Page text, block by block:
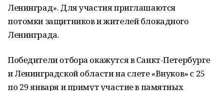
Ленинград». Для участия приглашаются
потомки защитников и жителей блокадного
Ленинграда.
Победители отбора окажутся в Санкт-Петербурге
и Ленинградской области на слете «Внуков» с 25
по 29 января и примут участие в памятных